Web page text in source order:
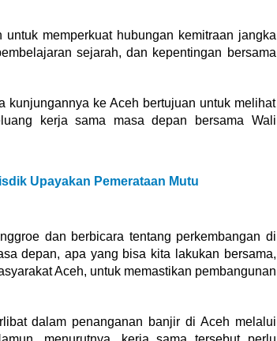
memperkuat hubungan kemitraan jangka
sejarah, dan kepentingan bersama
kunjungannya ke Aceh bertujuan untuk melihat
kerja sama masa depan bersama Wali
Upayakan Pemerataan Mutu
dan berbicara tentang perkembangan di
depan, apa yang bisa kita lakukan bersama,
Aceh, untuk memastikan pembangunan
dalam penanganan banjir di Aceh melalui